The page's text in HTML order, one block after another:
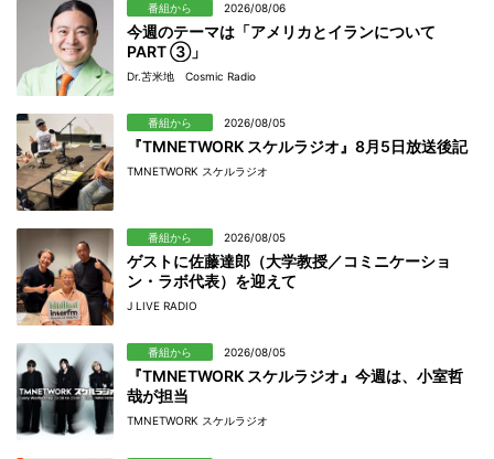
番組から 2026/08/06
今週のテーマは「アメリカとイランについて
PART ③」
Dr.苫米地 Cosmic Radio
番組から 2026/08/05
『TMNETWORK スケルラジオ』8月5日放送後記
TMNETWORK スケルラジオ
番組から 2026/08/05
ゲストに佐藤達郎（大学教授／コミニケーショ
ン・ラボ代表）を迎えて
J LIVE RADIO
番組から 2026/08/05
『TMNETWORK スケルラジオ』今週は、小室哲
哉が担当
TMNETWORK スケルラジオ